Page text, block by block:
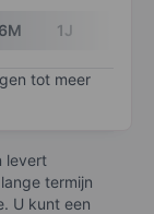
6M 1J
tot meer
levert
termijn
U kunt een